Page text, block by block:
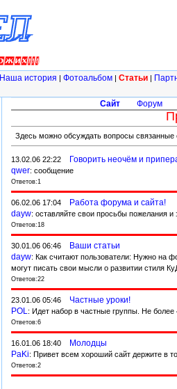
Наша история | Фотоальбом | Статьи |
Сайт Форум
Здесь можно обсуждать вопросы
13.02.06 22:22 Говорить неочём и
qwer: сообщение
Ответов:1
06.02.06 17:04 Работа форума и сайта!
dayw: оставляйте свои просьбы пожелания и
Ответов:18
30.01.06 06:46 Ваши статьи
dayw: Как считают пользователи: Нужно на
могут писать свои мысли о развитии стиля
Ответов:22
23.01.06 05:46 Частные уроки!
POL : Идет набор в частные группы. Не
Ответов:6
16.01.06 18:40 Молодцы
PaKi: Привет всем хороший сайт держите в
Ответов:2